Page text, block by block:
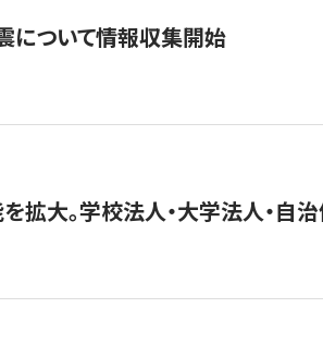
について情報収集開始
拡大。学校法人・大学法人・